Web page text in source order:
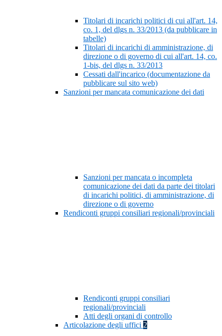
Titolari di incarichi politici di cui all'art. 14,
co. 1, del dlgs n. 33/2013 (da pubblicare in
tabelle)
Titolari di incarichi di amministrazione, di
direzione o di governo di cui all'art. 14, co.
1-bis, del dlgs n. 33/2013
Cessati dall'incarico (documentazione da
pubblicare sul sito web)
Sanzioni per mancata comunicazione dei dati
Sanzioni per mancata o incompleta
comunicazione dei dati da parte dei titolari
di incarichi politici, di amministrazione, di
direzione o di governo
Rendiconti gruppi consiliari regionali/provinciali
Rendiconti gruppi consiliari
regionali/provinciali
Atti degli organi di controllo
Articolazione degli uffici 2